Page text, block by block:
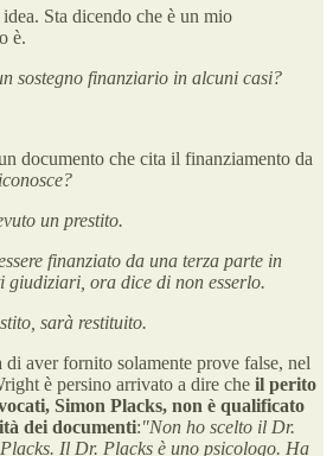
Sta dicendo che è un mio
è.
sostegno finanziario in alcuni casi?
documento che cita il finanziamento da
un prestito.
finanziato da una terza parte in
giudiziari, ora dice di non esserlo.
sarà restituito.
di aver fornito solamente prove false, nel
è persino arrivato a dire che il perito
Simon Placks, non è qualificato
dei documenti:"Non ho scelto il Dr.
Il Dr. Placks è uno psicologo. Ha